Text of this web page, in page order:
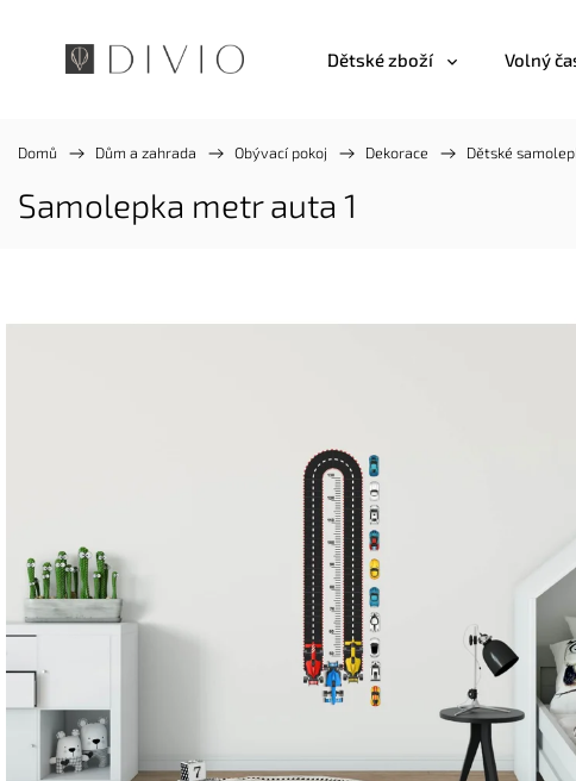
Dětské zboží Volný
Domů / Dům a zahrada / Obývací pokoj / Dekorace / Dětské
Samolepka metr auta 1